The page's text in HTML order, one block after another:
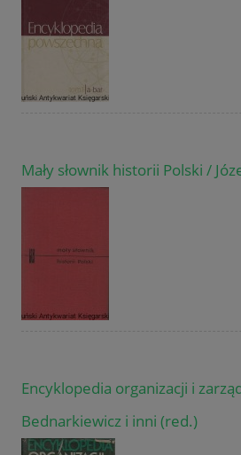
Mały słownik historii Polski /
Encyklopedia organizacji i
Bednarkiewicz i inni (red.)